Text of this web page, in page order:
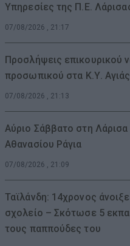
Υπηρεσίες της Π.Ε.
07/08/2026 , 21:17
Προσλήψεις επικουρικού
προσωπικού στα Κ.Υ.
07/08/2026 , 21:13
Αύριο Σάββατο στη Λάρισα
Αθανασίου Ράγια
07/08/2026 , 21:09
Ταϊλάνδη: 14χρονος
σχολείο – Σκότωσε 5
τους παππούδες του